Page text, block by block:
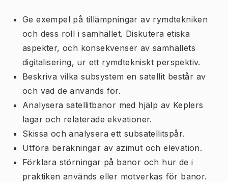
Ge exempel på tillämpningar av rymdtekniken
och dess roll i samhället. Diskutera etiska
aspekter, och konsekvenser av samhällets
digitalisering, ur ett rymdtekniskt perspektiv.
Beskriva vilka subsystem en satellit består av
och vad de används för.
Analysera satellitbanor med hjälp av Keplers
lagar och relaterade ekvationer.
Skissa och analysera ett subsatellitspår.
Utföra beräkningar av azimut och elevation.
Förklara störningar på banor och hur de i
praktiken används eller motverkas för banor.